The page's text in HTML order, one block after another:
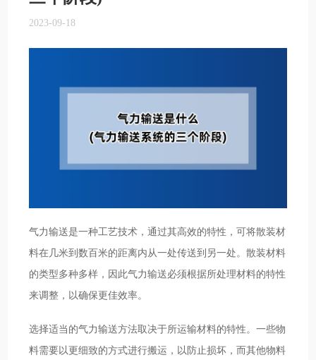
2023-09-18
气力输送是一种工艺技术，通过其高效的特性，可将散装材
料在几米到数百米的距离内从一处传送到另一处。散装材料
的类型多种多样，因此气力输送必须根据所处理材料的特性
来调整，以确保更佳效率。
选择适当的气力输送方法取决于所运输材料的特性。一些物
料需要以更细致的方式进行搬运，以防止损坏，而其他物料